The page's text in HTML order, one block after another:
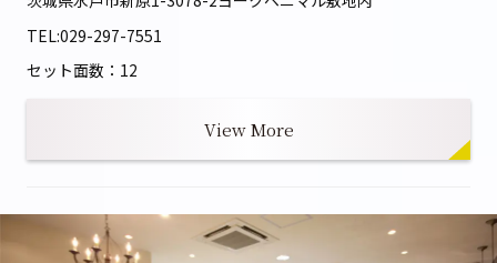
TEL:029-297-7551
セット面数：12
View More